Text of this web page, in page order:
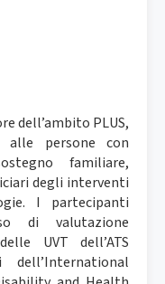
dell’ambito PLUS,
alle persone con
familiare,
degli interventi
I partecipanti
di valutazione
UVT dell’ATS